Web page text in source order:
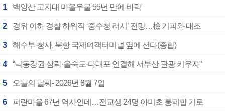
1 백양산 고지대 마을우물 55년 만에 바닥
2 경위 이하 경찰 하위직 ‘중수청 러시’ 전망…檢 기피와 대조
3 해수부 청사, 북항 국제여객터미널 옆에 선다(종합)
4 “낙동강권 삼락·을숙도·다대포 연결해 서부산 관광 키우자”
5 오늘의 날씨- 2026년 8월 7일
6 피란마을 67년 역사인데…전교생 24명 아미초 통폐합 기로